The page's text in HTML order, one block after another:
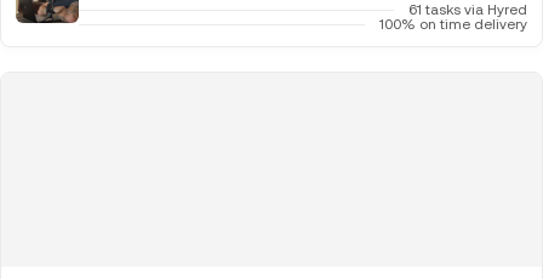
61 tasks via Hyred
100% on time delivery